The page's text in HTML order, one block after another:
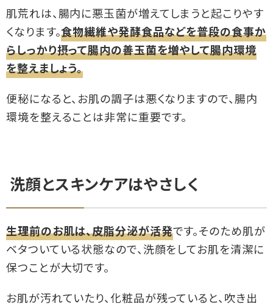
肌荒れは、腸内に悪玉菌が増えてしまうと起こりやす
くなります。食物繊維や発酵食品などを普段の食事か
らしっかり摂って腸内の善玉菌を増やして腸内環境
を整えましょう。
便秘になると、お肌の調子は悪くなりますので、腸内
環境を整えることは非常に重要です。
洗顔とスキンケアはやさしく
生理前のお肌は、皮脂分泌が活発です。そのため肌が
ベタついている状態なので、洗顔をしてお肌を清潔に
保つことが大切です。
お肌が汚れていたり、化粧品が残っていると、吹き出